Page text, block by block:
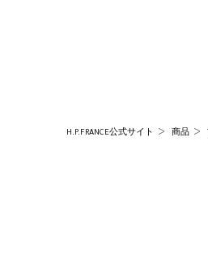
H.P.FRANCE公式サイト 商品